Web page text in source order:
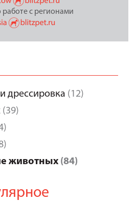
работе с регионами
дрессировка (12)
(39)
животных (84)